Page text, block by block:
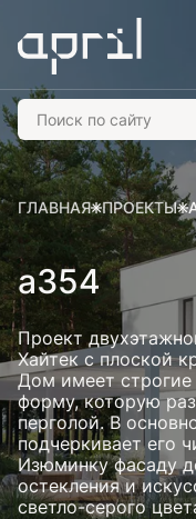
ГЛАВНАЯ ПРОЕКТЫ
а354
Проект
Хайтек с плоской
Дом имеет
форму, которую
перголой. В
подчеркивает его
Изюминку фасаду
остекления и
светло-серого